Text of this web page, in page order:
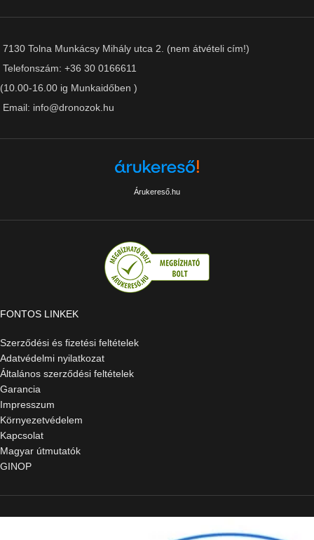
7130 Tolna Munkácsy Mihály utca 2. (nem átvételi cím!)
Telefonszám: +36 30 0166611
(10.00-16.00 ig Munkaidőben )
Email: info@dronozok.hu
Árukereső.hu
FONTOS LINKEK
Szerződési és fizetési feltételek
Adatvédelmi nyilatkozat
Általános szerződési feltételek
Garancia
Impresszum
Környezetvédelem
Kapcsolat
Magyar útmutatók
GINOP